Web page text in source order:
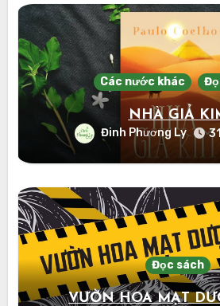
Các nước khác
NHÀ GIẢ
Đinh Phương Ly
Đọc sách
VƯỜN HOA MẠT